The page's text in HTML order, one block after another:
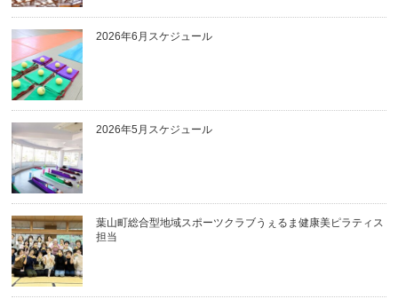
2026年6月スケジュール
2026年5月スケジュール
葉山町総合型地域スポーツクラブうぇるま健康美ピラティス
担当